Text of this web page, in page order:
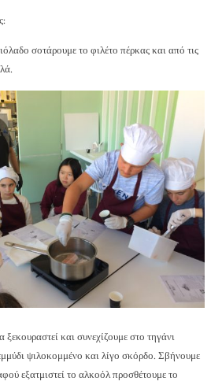
σοτάρουμε το φιλέτο πέρκας και από τις
και συνεχίζουμε στο τηγάνι
ψιλοκομμένο και λίγο σκόρδο. Σβήνουμε
εξατμιστεί το αλκοόλ προσθέτουμε το